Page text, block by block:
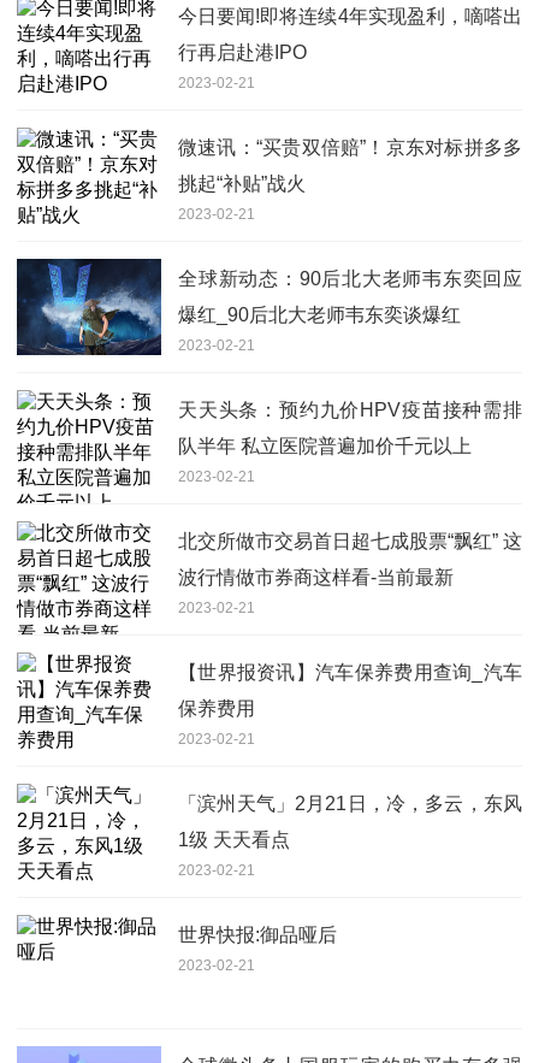
今日要闻!即将连续4年实现盈利，嘀嗒出
行再启赴港IPO
2023-02-21
微速讯：“买贵双倍赔”！京东对标拼多多
挑起“补贴”战火
2023-02-21
全球新动态：90后北大老师韦东奕回应
爆红_90后北大老师韦东奕谈爆红
2023-02-21
天天头条：预约九价HPV疫苗接种需排
队半年 私立医院普遍加价千元以上
2023-02-21
北交所做市交易首日超七成股票“飘红” 这
波行情做市券商这样看-当前最新
2023-02-21
【世界报资讯】汽车保养费用查询_汽车
保养费用
2023-02-21
「滨州天气」2月21日，冷，多云，东风
1级 天天看点
2023-02-21
世界快报:御品哑后
2023-02-21